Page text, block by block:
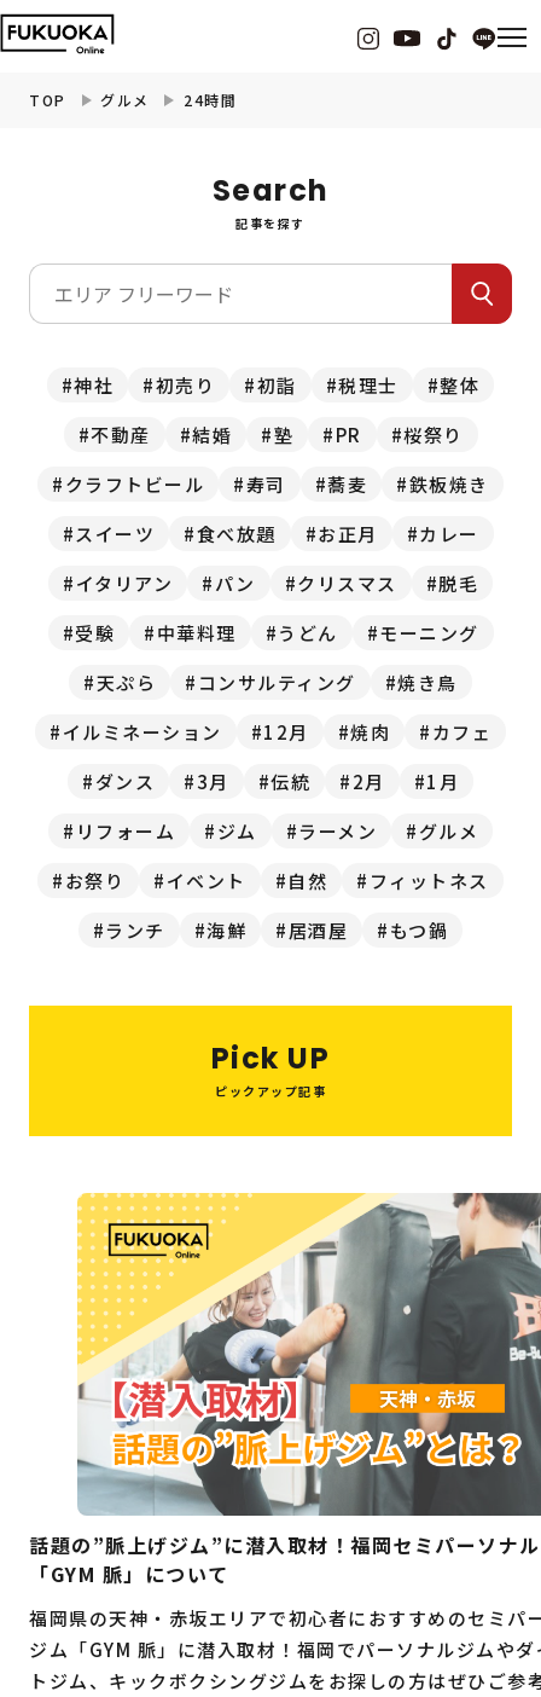
観光・お出かけ
福岡のイベント
福岡のビューティー情報
福岡の フィットネス情報
福岡の教育・子育て 情報
福岡のビジネス 情報
TOP グルメ 24時間
Search
記事を探す
神社 初売り 初詣 税理士
整体
不動産
結婚 塾 PR
桜祭り
クラフトビール
寿司 蕎麦
鉄板焼き
スイーツ
食べ放題 お正月
カレー
イタリアン
パン クリスマス
脱毛
受験
中華料理 うどん
モーニング
天ぷら
コンサルティング
焼き鳥
イルミネーション
12月 焼肉
カフェ
ダンス
3月 伝統 2月
1月
リフォーム
ジム ラーメン
グルメ
お祭り
イベント 自然
フィットネス
ランチ
海鮮 居酒屋 もつ鍋
Pick UP
ピックアップ記事
話題の”脈上げジム”に潜入取材！福岡セミパーソナ
「GYM 脈」について
福岡県の天神・赤坂エリアで初心者におすすめのセミパ
ジム「GYM 脈」に潜入取材！福岡でパーソナルジムや
トジム、キックボクシングジムをお探しの方はぜひご参